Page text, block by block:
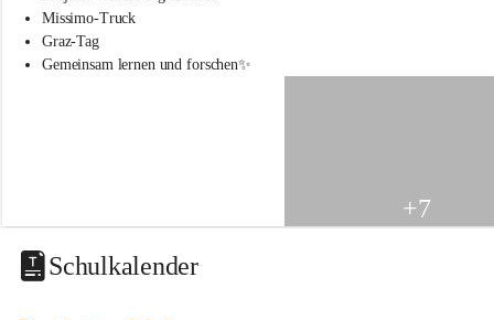
s
c
i
t
a
Missimo-Truck
Graz-Tag
Gemeinsam lernen und forschen✨
+7
Schulkalender